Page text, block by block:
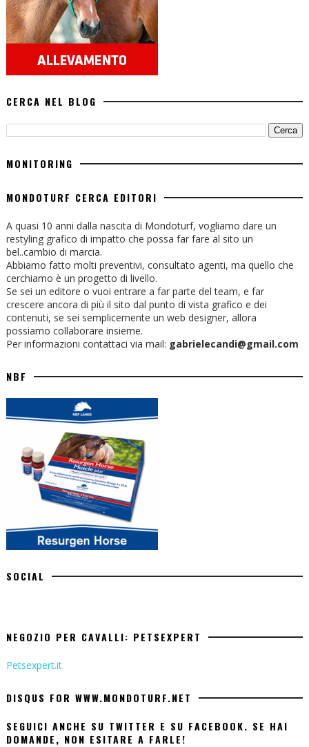
CERCA NEL BLOG
MONITORING
MONDOTURF CERCA EDITORI
A quasi 10 anni dalla nascita di Mondoturf, vogliamo dare un
restyling grafico di impatto che possa far fare al sito un
bel..cambio di marcia.
Abbiamo fatto molti preventivi, consultato agenti, ma quello che
cerchiamo è un progetto di livello.
Se sei un editore o vuoi entrare a far parte del team, e far
crescere ancora di più il sito dal punto di vista grafico e dei
contenuti, se sei semplicemente un web designer, allora
possiamo collaborare insieme.
Per informazioni contattaci via mail: gabrielecandi@gmail.com
NBF
SOCIAL
NEGOZIO PER CAVALLI: PETSEXPERT
Petsexpert.it
DISQUS FOR WWW.MONDOTURF.NET
SEGUICI ANCHE SU TWITTER E SU FACEBOOK. SE HAI
DOMANDE, NON ESITARE A FARLE!